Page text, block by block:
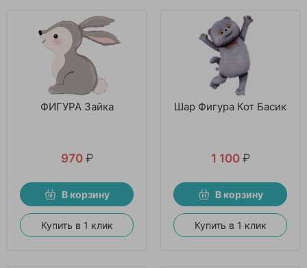
ФИГУРА Зайка
970 ₽
В корзину
Купить в 1 клик
Шар Фигура Кот Басик
1 100 ₽
В корзину
Купить в 1 клик